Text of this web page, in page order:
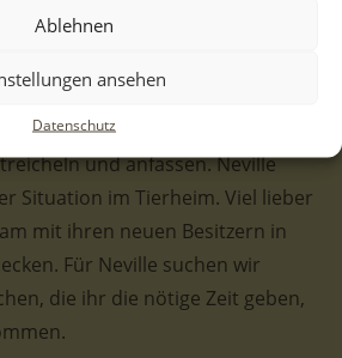
Ablehnen
ansehen
Datenschutz
und zurückhaltend. Kein
ist. Auch Menschen gegenüber
Gibt man ihr aber etwas
und anfassen. Neville
Situation im Tierheim. Viel lieber
mit ihren neuen Besitzern in
Für Neville suchen wir
die ihr die nötige Zeit geben,